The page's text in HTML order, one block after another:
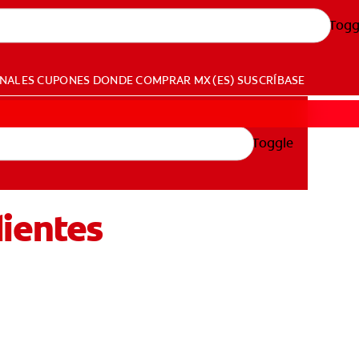
CUPONES DONDE COMPRAR MX (ES) SUSCRÍBASE
Toggle